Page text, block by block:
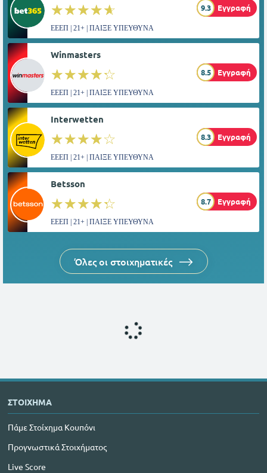
☆☆☆☆☆
★★★★★ 9.3 Εγγραφή
ΕΕΕΠ | 21+ | ΠΑΙΞΕ ΥΠΕΥΘΥΝΑ
Winmasters
☆☆☆☆☆
★★★★★ 8.5 Εγγραφή
ΕΕΕΠ | 21+ | ΠΑΙΞΕ ΥΠΕΥΘΥΝΑ
Interwetten
☆☆☆☆☆
★★★★★ 8.3 Εγγραφή
ΕΕΕΠ | 21+ | ΠΑΙΞΕ ΥΠΕΥΘΥΝΑ
Betsson
☆☆☆☆☆
★★★★★ 8.7 Εγγραφή
ΕΕΕΠ | 21+ | ΠΑΙΞΕ ΥΠΕΥΘΥΝΑ
Όλες οι στοιχηματικές
ΣΤΟΙΧΗΜΑ
Πάμε Στοίχημα Κουπόνι
Προγνωστικά Στοιχήματος
Live Score